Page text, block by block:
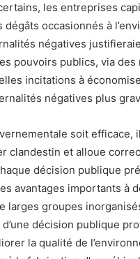
les entreprises
occasionnés à
négatives
pouvoirs publics, via
incitations à
négatives plus
soit
clandestin et alloue
décision publique
avantages importants à
larges groupes
décision publique
la qualité de